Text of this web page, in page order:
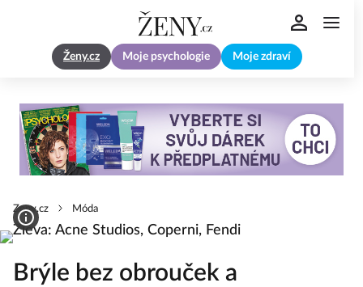
Ženy.cz Moje psychologie Moje zdraví
Zeny.cz Móda
Brýle bez obrouček a